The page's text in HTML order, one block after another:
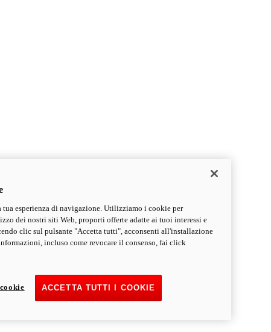
esperienza di navigazione. Utilizziamo i cookie per
dei nostri siti Web, proporti offerte adatte ai tuoi interessi e
clic sul pulsante "Accetta tutti", acconsenti all'installazione
incluso come revocare il consenso, fai click
ACCETTA TUTTI I COOKIE